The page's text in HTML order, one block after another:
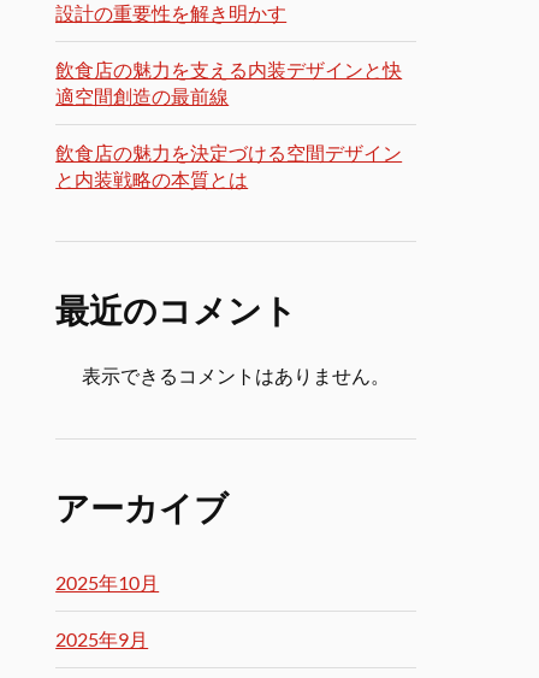
設計の重要性を解き明かす
飲食店の魅力を支える内装デザインと快
適空間創造の最前線
飲食店の魅力を決定づける空間デザイン
と内装戦略の本質とは
最近のコメント
表示できるコメントはありません。
アーカイブ
2025年10月
2025年9月